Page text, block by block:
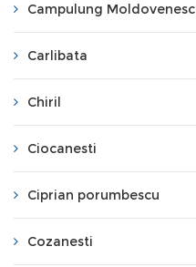
Campulung Moldovenesc
Carlibata
Chiril
Ciocanesti
Ciprian porumbescu
Cozanesti